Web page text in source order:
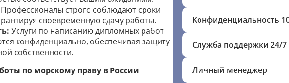
Профессионалы строго соблюдают сроки
своевременную сдачу работы.
Услуги по написанию дипломных работ
конфиденциально, обеспечивая защиту
собственности.
по морскому праву в России
Конфиденциальность
Служба поддержки 24/7
Личный менеджер